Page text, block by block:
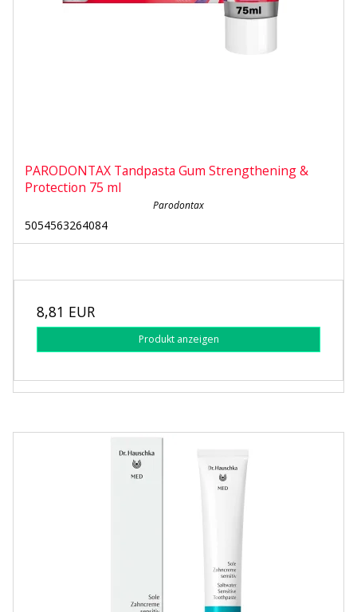
PARODONTAX Tandpasta Gum Strengthening &
Protection 75 ml
Parodontax
5054563264084
8,81 EUR
Produkt anzeigen